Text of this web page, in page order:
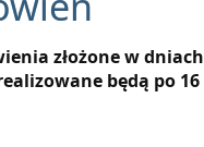
złożone w
będą po